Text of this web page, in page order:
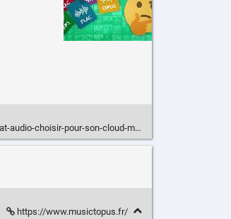
choisir-pour-son-cloud-musical/
https://www.musictopus.fr/